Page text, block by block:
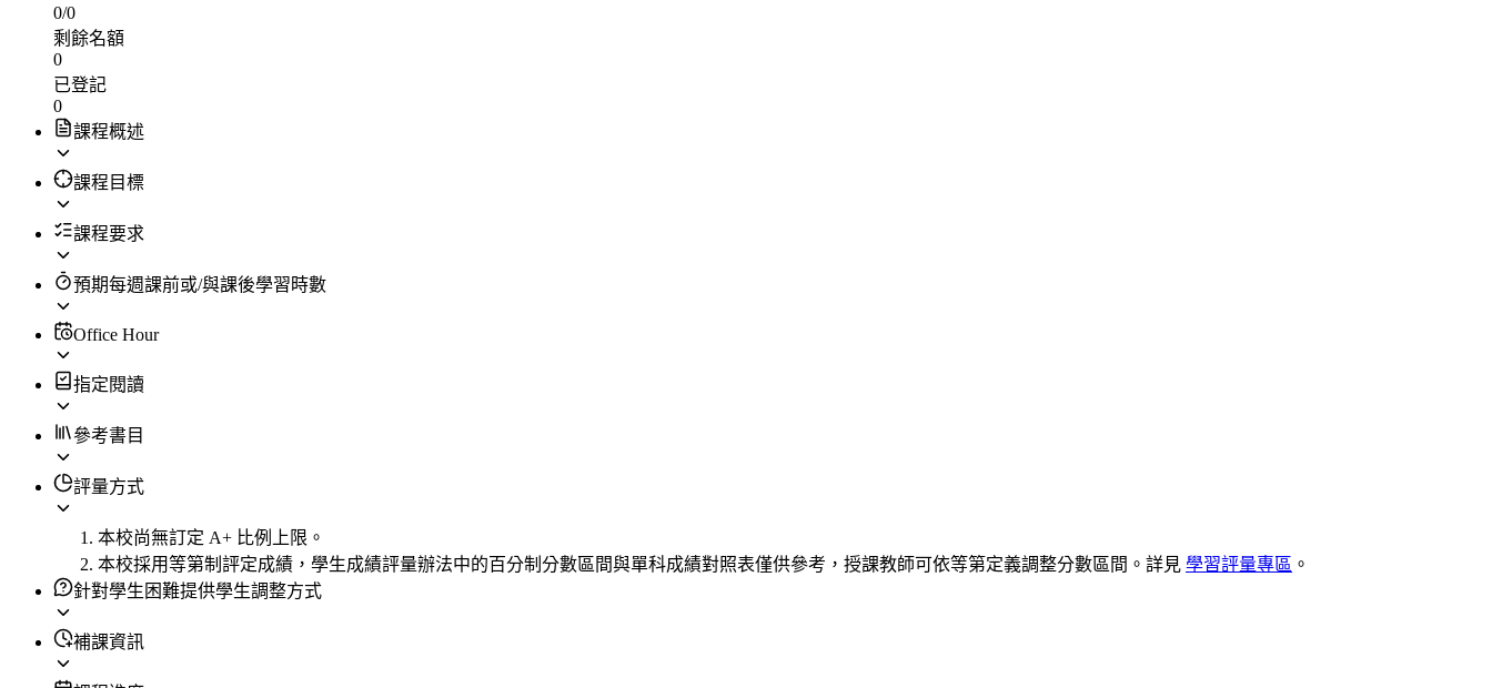
0/0
剩餘名額
0
已登記
0
課程概述
課程目標
課程要求
預期每週課前或/與課後學習時數
Office Hour
指定閱讀
參考書目
評量方式
本校尚無訂定 A+ 比例上限。
本校採用等第制評定成績，學生成績評量辦法中的百分制分數區間與單科成績對照表僅供參考，授課教師可依等第定義調整分數區間。詳見 學習評量專區 。
針對學生困難提供學生調整方式
補課資訊